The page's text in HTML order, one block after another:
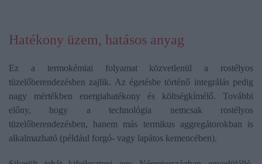
Hatékony üzem, hatásos anyag
Ez a termokémiai folyamat közvetlenül a rostélyos
tüzelőberendezésben zajlik. Az égetésbe történő integrálás pedig
nagy mértékben energiahatékony és költségkímélő. További
előny, hogy a technológia nemcsak rostélyos
tüzelőberendezésben, hanem más termikus aggregátorokban is
alkalmazható (például forgó- vagy lapátos kemencében).